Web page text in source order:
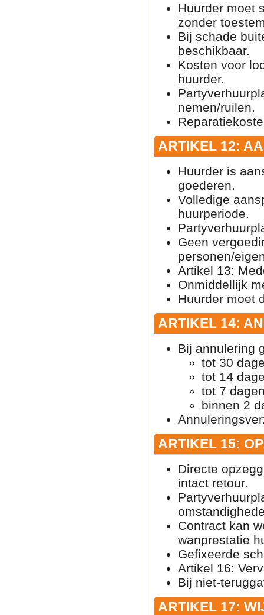
Huurder moet
zonder
Bij schade
beschikbaar.
Kosten voor
huurder.
nemen/ruilen.
ARTIKEL 12:
Huurder is
goederen.
Volledige
huurperiode.
Geen
personen/
Artikel 13:
Onmiddellijk
Huurder moet
ARTIKEL 14:
Bij annulering
tot 30
tot 14
tot 7
binnen 2
ARTIKEL 15:
Directe
intact retour.
Contract kan
wanprestatie
Gefixeerde
Artikel 16:
Bij niet-
ARTIKEL 17: